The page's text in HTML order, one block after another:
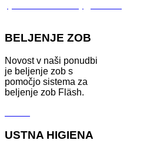
BELJENJE ZOB
Novost v naši ponudbi
je beljenje zob s
pomočjo sistema za
beljenje zob Fläsh.
USTNA HIGIENA